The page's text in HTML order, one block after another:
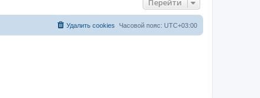
Перейти
Часовой пояс: UTC+03:00
Удалить cookies